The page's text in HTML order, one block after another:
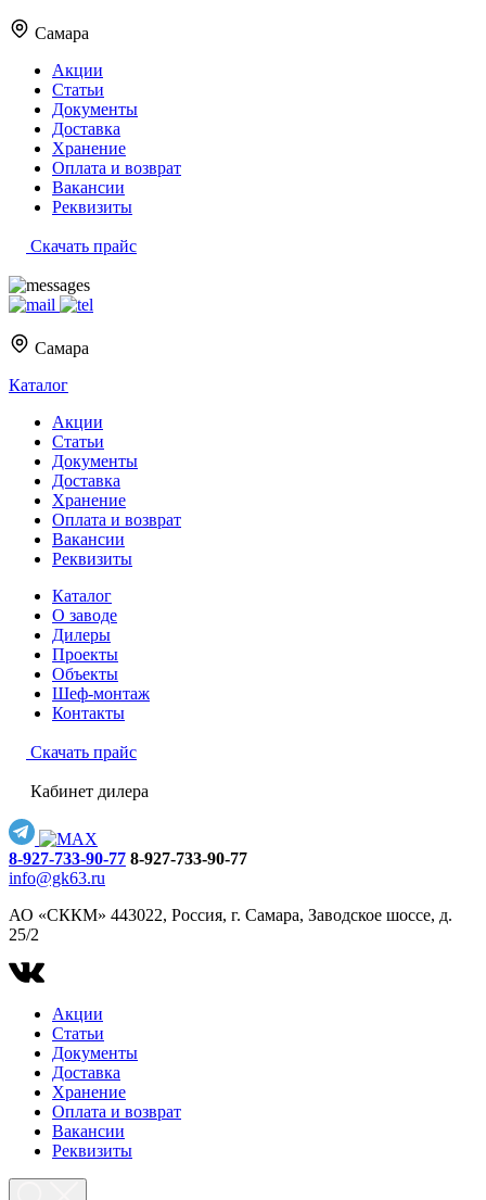
Самара
Акции
Статьи
Документы
Доставка
Хранение
Оплата и возврат
Вакансии
Реквизиты
Скачать прайс
Самара
Каталог
Акции
Статьи
Документы
Доставка
Хранение
Оплата и возврат
Вакансии
Реквизиты
Каталог
О заводе
Дилеры
Проекты
Объекты
Шеф-монтаж
Контакты
Скачать прайс
Кабинет дилера
8-927-733-90-77 8-927-733-90-77
info@gk63.ru
АО «СККМ» 443022, Россия, г. Самара, Заводское шоссе, д.
25/2
Акции
Статьи
Документы
Доставка
Хранение
Оплата и возврат
Вакансии
Реквизиты